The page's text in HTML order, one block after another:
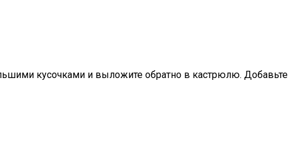
кусочками и выложите обратно в кастрюлю. Добавьте